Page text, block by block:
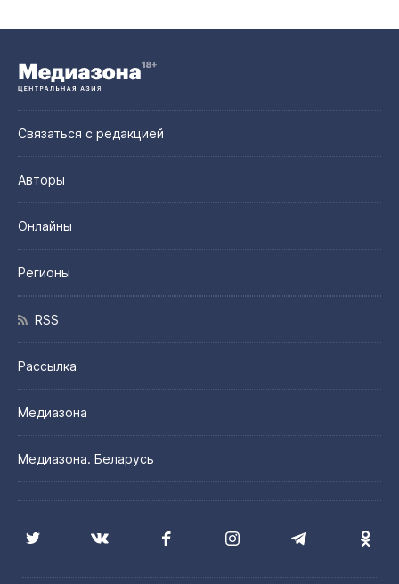
Связаться с редакцией
Авторы
Онлайны
Регионы
RSS
Рассылка
Медиазона
Медиазона. Беларусь